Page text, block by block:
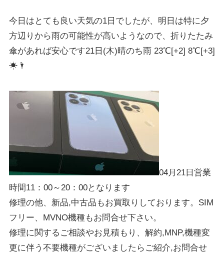
今日はとても良い天気の1日でしたが、明日は特に夕
方辺りから雨の可能性が高いようなので、折りたたみ
傘があれば安心です21日(木)晴のち雨 23℃[+2] 8℃[+3]
☀🌂
04月21日営業
時間11：00～20：00となります
修理の他、新品,中古品もお買取りしております。SIM
フリー、MVNO機種もお問合せ下さい。
修理に関するご相談やお見積もり、解約,MNP,機種変
更に伴う不要機種がございましたらご紹介,お問合せ